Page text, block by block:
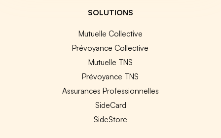
SOLUTIONS
Mutuelle Collective
Prévoyance Collective
Mutuelle TNS
Prévoyance TNS
Assurances Professionnelles
SideCard
SideStore